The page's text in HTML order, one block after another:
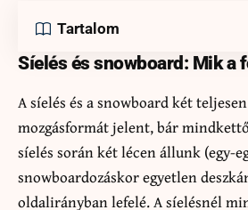
Tartalom
Síelés és snowboard: Mik a
A síelés és a snowboard két
mozgásformát jelent, bár
síelés során két lécen állunk (egy-
snowboardozáskor egyetlen
oldalirányban lefelé. A síelésnél